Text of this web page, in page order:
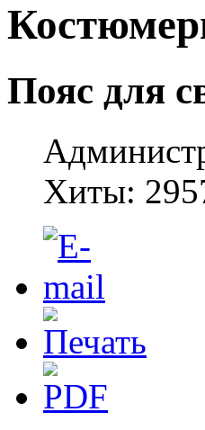
Пояс для
Хиты: